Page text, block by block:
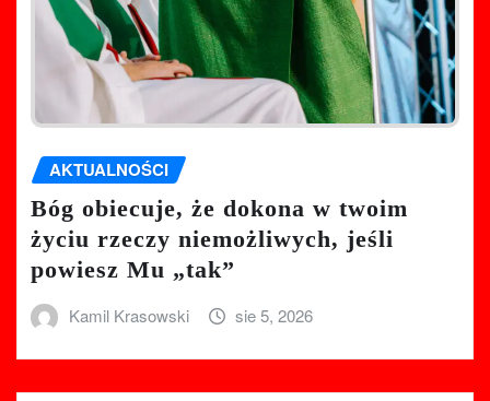
AKTUALNOŚCI
Bóg obiecuje, że dokona w twoim
życiu rzeczy niemożliwych, jeśli
powiesz Mu „tak”
Kamil Krasowski sie 5, 2026